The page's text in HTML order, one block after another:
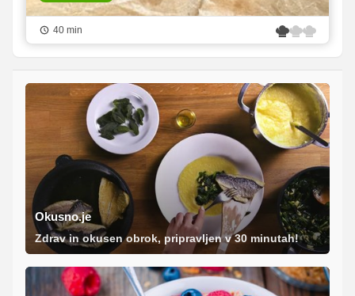
40 min
Okusno.je
Zdrav in okusen obrok, pripravljen v 30 minutah!